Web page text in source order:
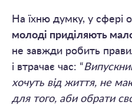
На їхню думку, у сфері
молоді приділяють
не завжди робить
і втрачає час: “
хочуть від життя, не
для того, аби обрати